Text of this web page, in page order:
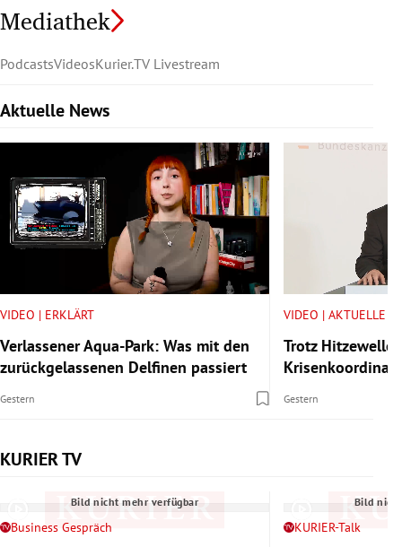
Mediathek
PodcastsVideosKurier.TV Livestream
Aktuelle News
Slide 1 von 6
VIDEO | ERKLÄRT
Verlassener Aqua-Park: Was mit den
zurückgelassenen Delfinen passiert
Gestern
VIDEO | AKTUELLE
Trotz
Gestern
KURIER TV
Slide 1 von 6
Bild nicht mehr verfügbar
Business Gespräch
Bild
KURIER-Talk